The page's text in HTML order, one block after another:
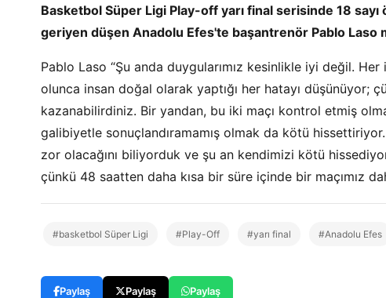
Basketbol Süper Ligi Play-off yarı final serisinde 18
geriyen düşen Anadolu Efes'te başantrenör Pablo Laso
Pablo Laso “Şu anda duygularımız kesinlikle iyi değil.
olunca insan doğal olarak yaptığı her hatayı düşünüyor;
kazanabilirdiniz. Bir yandan, bu iki maçı kontrol etmiş
galibiyetle sonuçlandıramamış olmak da kötü
zor olacağını biliyorduk ve şu an kendimizi kötü
çünkü 48 saatten daha kısa bir süre içinde bir maçımız
#basketbol Süper Ligi #Play-Off #yarı final #Anadolu Efes
Paylaş Paylaş Paylaş